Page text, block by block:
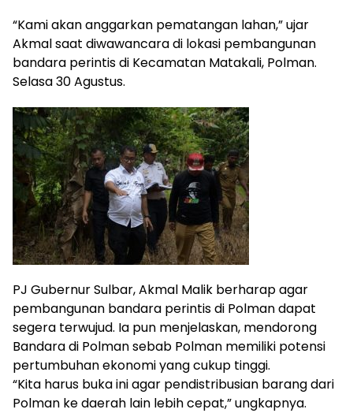
“Kami akan anggarkan pematangan lahan,” ujar
Akmal saat diwawancara di lokasi pembangunan
bandara perintis di Kecamatan Matakali, Polman.
Selasa 30 Agustus.
PJ Gubernur Sulbar, Akmal Malik berharap agar
pembangunan bandara perintis di Polman dapat
segera terwujud. Ia pun menjelaskan, mendorong
Bandara di Polman sebab Polman memiliki potensi
pertumbuhan ekonomi yang cukup tinggi.
“Kita harus buka ini agar pendistribusian barang dari
Polman ke daerah lain lebih cepat,” ungkapnya.